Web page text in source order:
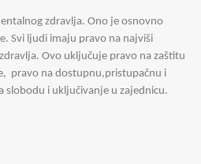
zdravlja. Ono je osnovno
Svi ljudi imaju pravo na najviši
Ovo uključuje pravo na zaštitu
pravo na dostupnu,pristupačnu i
slobodu i uključivanje u zajednicu.